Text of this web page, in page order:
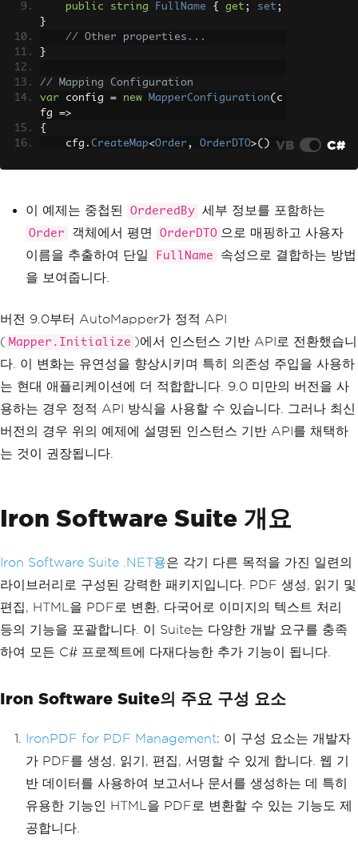
public
string FullName { get ; set ;
}
// Other properties...
}
// Mapping Configuration
var config = new MapperConfiguration( c
fg =>
{
    cfg
. CreateMap<Order , OrderDTO>()
astName
));
});
IMapper mapper = config.CreateMapper
();
Order
order = OrderedBy
new
User {
O>( order );
VB C#
이 예제는 중첩된 OrderedBy 세부 정보를 포함하는
Order 객체에서 평면 OrderDTO 으로 매핑하고 사용자
이름을 추출하여 단일
FullName
속성으로 결합하는 방법
을 보여줍니다.
버전 9.0부터 AutoMapper가 정적 API
( Mapper.Initialize )에서 인스턴스 기반 API로 전환했습니
다. 이 변화는 유연성을 향상시키며 특히 의존성 주입을 사용하
는 현대 애플리케이션에 더 적합합니다. 9.0 미만의 버전을 사
용하는 경우 정적 API 방식을 사용할 수 있습니다. 그러나 최신
버전의 경우 위의 예제에 설명된 인스턴스 기반 API를 채택하
는 것이 권장됩니다.
Iron Software Suite 개요
Iron Software Suite .NET용은 각기 다른 목적을 가진 일련의
라이브러리로 구성된 강력한 패키지입니다. PDF 생성, 읽기 및
편집, HTML을 PDF로 변환, 다국어로 이미지의 텍스트 처리
등의 기능을 포괄합니다. 이 Suite는 다양한 개발 요구를 충족
하여 모든 C# 프로젝트에 다재다능한 추가 기능이 됩니다.
Iron Software Suite의 주요 구성 요소
IronPDF for PDF Management: 이 구성 요소는 개발자
가 PDF를 생성, 읽기, 편집, 서명할 수 있게 합니다. 웹 기
반 데이터를 사용하여 보고서나 문서를 생성하는 데 특히
유용한 기능인 HTML을 PDF로 변환할 수 있는 기능도 제
공합니다.